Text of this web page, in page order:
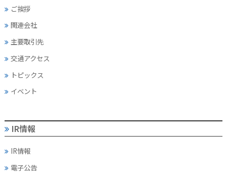
ご挨拶
関連会社
主要取引先
交通アクセス
トピックス
イベント
IR情報
IR情報
電子公告